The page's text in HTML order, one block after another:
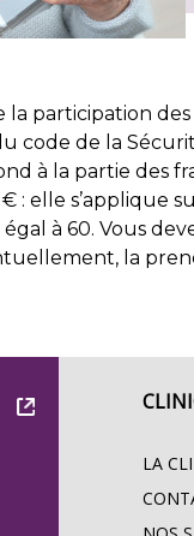
la participation
code de la
à la partie des
: elle s’applique
à 60. Vous
la
LA